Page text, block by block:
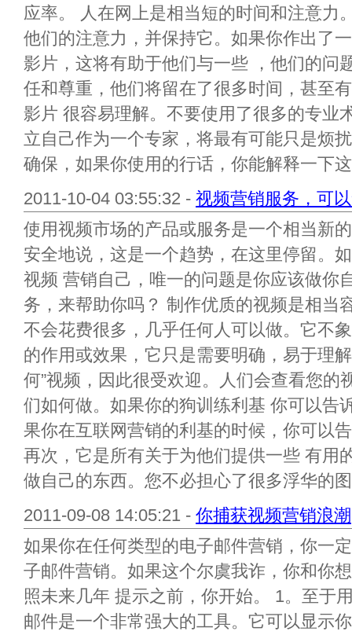
应率。 人在网上是相当短的时间和注意力
他们的注意力，并保持它。如果你作出了
影片，这将有助于他们与一些 ，他们的问
任和尊重，他们将留在了很多时间，甚至
影片 很容易理解。不要使用了很多的专业
立自己作为一个专家，将最有可能只是烦
确保，如果你使用的行话，你能解释一下
2011-10-04 03:55:32 - 视频营销服务，可
使用视频市场的产品或服务是一个相当新
安全地说，这是一个趋势，在这里停留。
视频 营销自己，唯一的问题是你应该做你
务，来帮助你吗？ 制作优质的视频是相当
不会花费很多，几乎任何人可以做。它不
的作用或效果，它只是需要明确，易于理
何”视频，因此很受欢迎。人们会查看您的
们如何做。如果你的狗训练利基 你可以告
果你在互联网营销的利基的时候，你可以
再次，它是所有关于为他们提供一些 有用
做自己的东西。您不必担心了很多浮华的
2011-09-08 14:05:21 - 你捕获视频营销浪潮
如果你在任何类型的电子邮件营销，你一
子邮件营销。如果这个尔虞我诈，你和你
照未来几年 提示之前，你开始。 1。至于
邮件是一个非常强大的工具。它可以显示